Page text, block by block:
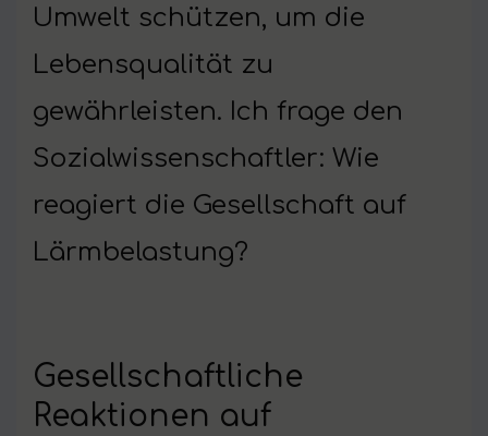
Umwelt schützen, um die
Lebensqualität zu
gewährleisten. Ich frage den
Sozialwissenschaftler: Wie
reagiert die Gesellschaft auf
Lärmbelastung?
Gesellschaftliche
Reaktionen auf